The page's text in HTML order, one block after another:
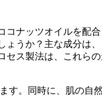
ナッツオイルを配
うか？主な成分は
ス製法は、これら
す。同時に、肌の自